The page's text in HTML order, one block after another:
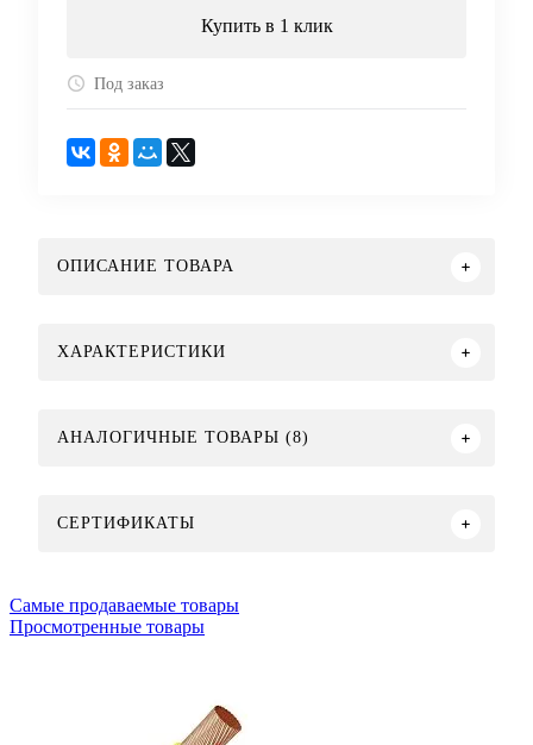
Купить в 1 клик
Под заказ
ОПИСАНИЕ ТОВАРА
ХАРАКТЕРИСТИКИ
АНАЛОГИЧНЫЕ ТОВАРЫ (8)
СЕРТИФИКАТЫ
Самые продаваемые товары
Просмотренные товары